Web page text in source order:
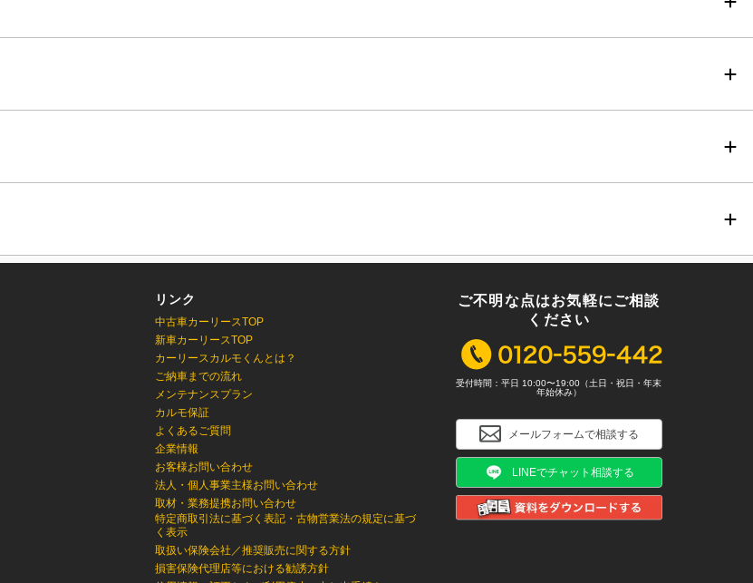
リンク
中古車カーリースTOP
新車カーリースTOP
カーリースカルモくんとは？
ご納車までの流れ
メンテナンスプラン
カルモ保証
よくあるご質問
企業情報
お客様お問い合わせ
法人・個人事業主様お問い合わせ
取材・業務提携お問い合わせ
特定商取引法に基づく表記・古物営業法の規定に基づ
く表示
取扱い保険会社／推奨販売に関する方針
損害保険代理店等における勧誘方針
ご不明な点はお気軽にご相談
ください
受付時間：平日 10:00〜19:00（土日・祝日・年末
年始休み）
メールフォームで相談する
LINEでチャット相談する